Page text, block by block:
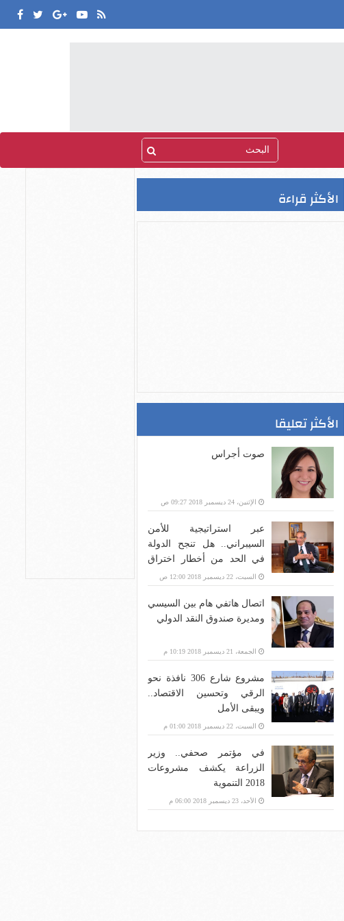
الأكثر قراءة
الأكثر تعليقا
صوت أجراس
الإثنين، 24 ديسمبر 2018 09:27 ص
عبر استراتيجية للأمن
السيبراني.. هل تنجح الدولة
في الحد من أخطار اختراق
بنية الاتصالات؟
السبت، 22 ديسمبر 2018 12:00 ص
اتصال هاتفي هام بين السيسي
ومديرة صندوق النقد الدولي
الجمعة، 21 ديسمبر 2018 10:19 م
مشروع شارع 306 نافذة نحو
الرقي وتحسين الاقتصاد..
ويبقى الأمل
السبت، 22 ديسمبر 2018 01:00 م
في مؤتمر صحفي.. وزير
الزراعة يكشف مشروعات
2018 التنموية
الأحد، 23 ديسمبر 2018 06:00 م